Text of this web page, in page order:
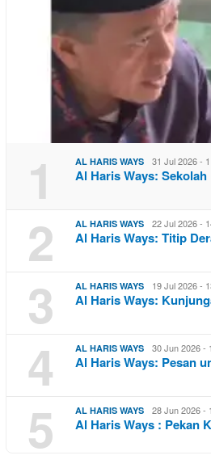
1 AL HARIS WAYS 31 Jul 2026 -
Al Haris Ways:
2 AL HARIS WAYS 22 Jul 2026 -
Al Haris Ways: Titip
3 AL HARIS WAYS 19 Jul 2026 -
Al Haris Ways:
4 AL HARIS WAYS 30 Jun 2026 -
Al Haris Ways: Pesan
5 AL HARIS WAYS 28 Jun 2026 -
Al Haris Ways : Pekan